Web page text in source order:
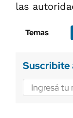
las
Temas
Suscribite